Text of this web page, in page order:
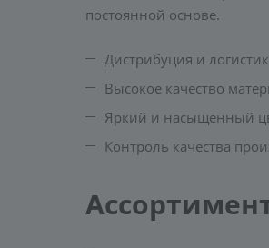
постоянной основе.
Дистрибуция и
Высокое качество
Яркий и насыщенный
Контроль качества